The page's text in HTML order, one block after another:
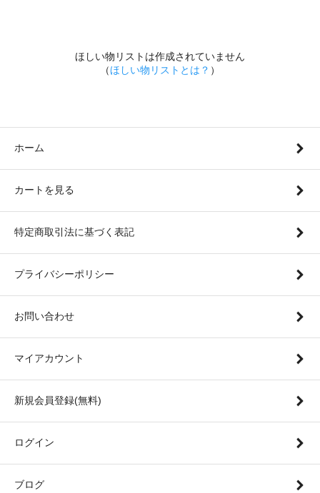
ほしい物リストは作成されていません
（ほしい物リストとは？ ）
ホーム
カートを見る
特定商取引法に基づく表記
プライバシーポリシー
お問い合わせ
マイアカウント
新規会員登録(無料)
ログイン
ブログ